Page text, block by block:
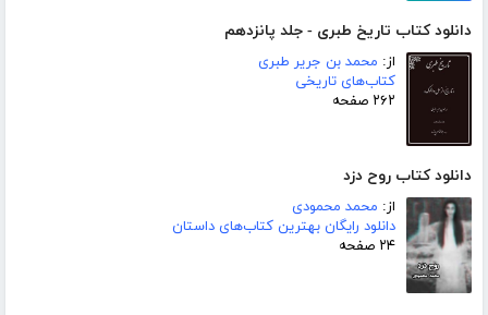
دانلود کتاب تاریخ طبری - جلد پانزدهم
از: محمد بن جریر طبری
کتاب‌های تاریخی
۲۶۲ صفحه
دانلود کتاب روح دزد
از: محمد محمودی
دانلود رایگان بهترین کتاب‌های داستان
۲۴ صفحه